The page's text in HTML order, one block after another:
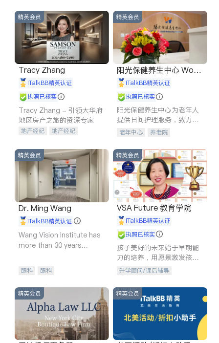
精英会员
Tracy Zhang
iTalkBB精英认证
执照已核实
Tracy Zhang - 引领大华府
地区房产之旅的资深专家
地产经纪
地产经纪
商铺租售
开发商建商
精英会员
阳光保健养生中心 World
shine
iTalkBB精英认证
执照已核实
阳光保健养生中心为老年人
提供日间护理服务，致力于
通过持续的护理创新来有效
老年中心 养老院
精英会员
Dr. Ming Wang
iTalkBB精英认证
Wang Vision Institute has
more than 30 years
眼科 眼科
精英会员
VSA Future 教育学院
iTalkBB精英认证
执照已核实
孩子美好的未来始于早期能
力的培养，用愿景激发孩子
的学习潜力和动力。理念：
拥有成长型心态是成功的基
石。
升学顾问/课后辅导
精英会员 精英会员